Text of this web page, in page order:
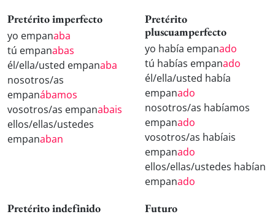
Pretérito imperfecto
yo empanaba
tú empanabas
él/ella/usted empanaba
nosotros/as
empanábamos
vosotros/as empanabais
ellos/ellas/ustedes
empanaban
Pretérito
pluscuamperfecto
yo había empanado
tú habías empanado
él/ella/usted había
empanado
nosotros/as habíamos
empanado
vosotros/as habíais
empanado
ellos/ellas/ustedes habían
empanado
Pretérito indefinido Futuro